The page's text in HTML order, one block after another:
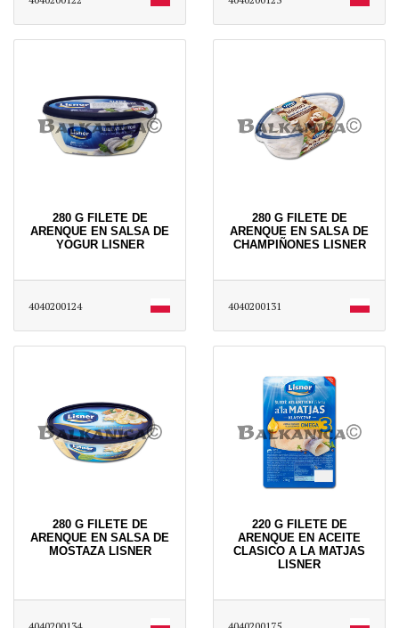
280 G FILETE DE
ARENQUE EN SALSA DE
YOGUR LISNER
4040200124
280 G FILETE DE
ARENQUE EN SALSA DE
CHAMPIÑONES LISNER
4040200131
280 G FILETE DE
ARENQUE EN SALSA DE
MOSTAZA LISNER
220 G FILETE DE
ARENQUE EN ACEITE
CLASICO A LA MATJAS
LISNER